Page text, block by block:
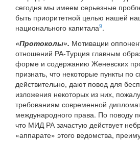
сегодня мы имеем серьезные
быть приоритетной целью нашей
национального капитала9.
«Протоколы». Мотивации
отношений РА-Турция главным
форме и содержанию Женевских
признать, что некоторые пункты по
действительно, дают повод для
изложения некоторых из них,
требованиям современной
международного права. По поводу
что МИД РА зачастую действует
«аппарате» этого ведомства,